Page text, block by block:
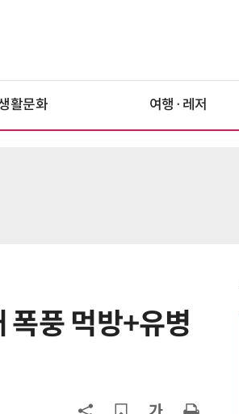
활문화 여행·레저
풍 먹방+유병